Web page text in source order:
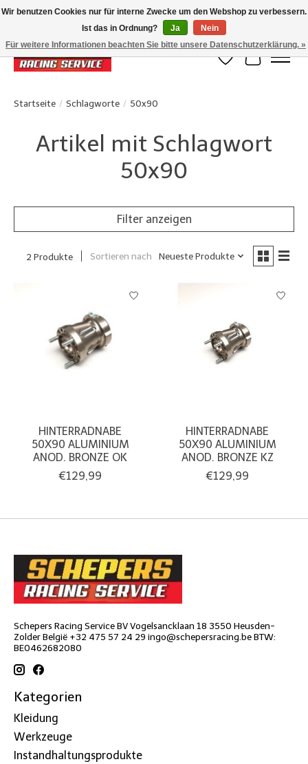
Klanten beoordelen ons met een 4,8/5 op Google reviews
Wunschzettel
Ihr
Startseite / Schlagworte / 50x90
Artikel mit Schlagwort
50x90
Filter anzeigen
2 Produkte Sortieren nach Neueste Produkte
HINTERRADNABE
50X90 ALUMINIUM
ANOD. BRONZE OK
€129,99
HINTERRADNABE
50X90 ALUMINIUM
ANOD. BRONZE KZ
€129,99
Schepers Racing Service BV Vogelsancklaan 18 3550 Heusden-
Zolder België +32 475 57 24 29 ingo@schepersracing.beBTW:
BE0462682080
Kategorien
Kleidung
Werkzeuge
Instandhaltungsprodukte
Wir benutzen Cookies nur für interne Zwecke um den Webshop zu verbessern.
Ist das in Ordnung?
Ja
Nein
Für weitere Informationen beachten Sie bitte unsere Datenschutzerklärung. »